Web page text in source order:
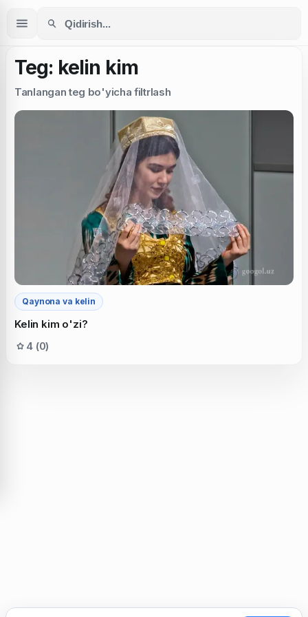
Teg: kelin kim
Tanlangan teg bo'yicha filtrlash
Qaynona va kelin
Kelin kim o'zi?
4 (0)